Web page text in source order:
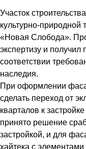
Участок
культурно-природной
«Новая Слобода».
экспертизу и
соответствии
наследия.
При оформлении
сделать переход от
кварталов к
принято решение
застройкой, и для
хайтека с элементами